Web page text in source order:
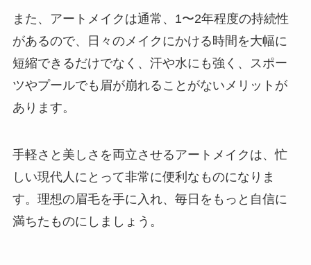
また、アートメイクは通常、1〜2年程度の持続性
があるので、日々のメイクにかける時間を大幅に
短縮できるだけでなく、汗や水にも強く、スポー
ツやプールでも眉が崩れることがないメリットが
あります。
手軽さと美しさを両立させるアートメイクは、忙
しい現代人にとって非常に便利なものになりま
す。理想の眉毛を手に入れ、毎日をもっと自信に
満ちたものにしましょう。